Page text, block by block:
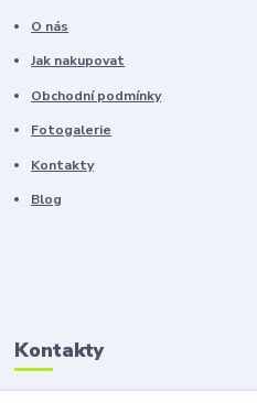
O nás
Jak nakupovat
Obchodní podmínky
Fotogalerie
Kontakty
Blog
Kontakty